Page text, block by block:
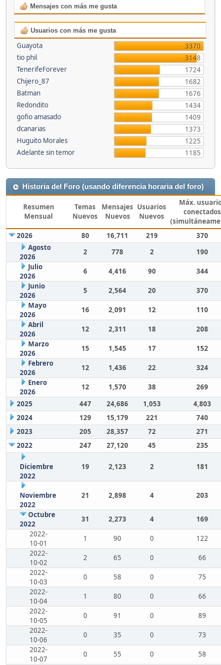
Mensajes con más me gusta
Usuarios con más me gusta
Guayota
3370
tio phil
3148
TenerifeForever
1724
Chijero_87
1682
Batman
1676
Redondito
1434
gofio amasado
1409
dcanarias
1373
Huguito Morales
1225
Adelante sin temor
1185
Historia del Foro (usando diferencia horaria del foro)
Resumen
Mensual
Temas
Nuevos
Mensajes
Nuevos
Usuarios
Nuevos
Máx.
conectados
2026
80 16,711 219
370
Agosto
2026
2 778 2
190
Julio
2026
6 4,416 90
344
Junio
2026
5 2,564 20
370
Mayo
2026
16 2,091 12
110
Abril
2026
12 2,311 18
208
Marzo
2026
15 1,545 17
152
Febrero
2026
12 1,436 22
324
Enero
2026
12 1,570 38
269
2025
447 24,686 1,053
4,803
2024
129 15,179 221
740
2023
205 28,357 72
271
2022
247 27,120 45 235
Diciembre
2022
19 2,123 2 181
Noviembre
2022
21 2,898 4 203
Octubre
2022
31 2,273 4
169
2022-
10-01
1 90 0
122
2022-
10-02
2 65 0
66
2022-
10-03
0 58 0
75
2022-
10-04
1 80 0
66
2022-
10-05
0 91 0
89
2022-
10-06
0 35 0
73
2022-
10-07
0 55 0
58